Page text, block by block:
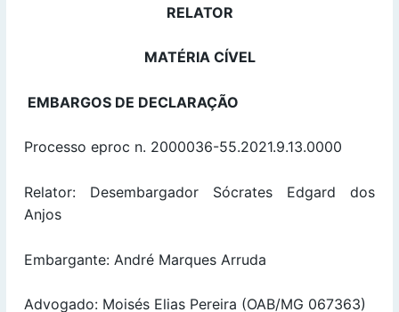
RELATOR
MATÉRIA CÍVEL
EMBARGOS DE DECLARAÇÃO
Processo eproc n. 2000036-55.2021.9.13.0000
Relator: Desembargador Sócrates Edgard dos
Anjos
Embargante: André Marques Arruda
Advogado: Moisés Elias Pereira (OAB/MG 067363)